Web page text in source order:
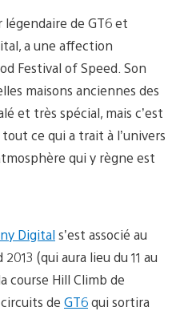
légendaire de GT6 et
a une affection
Festival of Speed. Son
maisons anciennes des
et très spécial, mais c’est
ce qui a trait à l’univers
qui y règne est
Digitals’est associé au
(qui aura lieu du 11 au
course Hill Climb de
de GT6qui sortira